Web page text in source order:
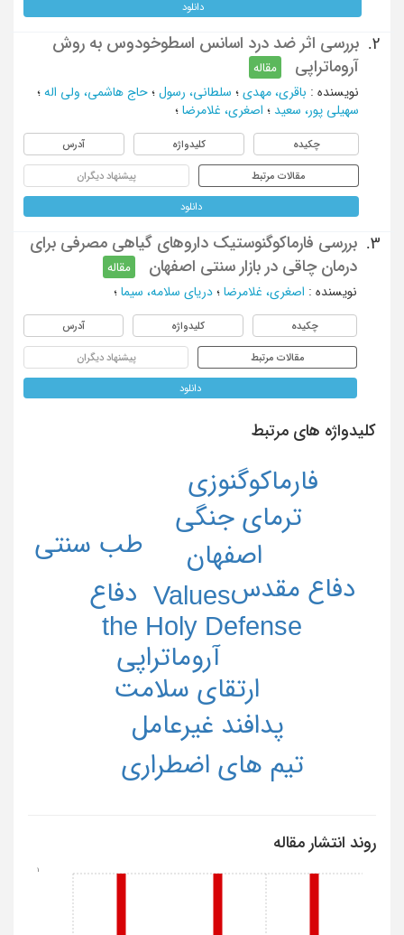
دانلود
2.
بررسی اثر ضد درد اسانس اسطوخودوس به روش
آروماتراپی
مقاله
نویسنده : باقری، مهدی ؛ سلطانی، رسول ؛ حاج هاشمی، ولی اله ؛
سهیلی پور، سعید ؛ اصغری، غلامرضا ؛
چکیده کلیدواژه آدرس
مقالات مرتبط پیشنهاد دیگران
دانلود
3.
بررسی فارماکوگنوستیک داروهای گیاهی مصرفی برای
درمان چاقی در بازار سنتی اصفهان
مقاله
نویسنده : اصغری، غلامرضا ؛ دریای سلامه، سیما ؛
چکیده کلیدواژه آدرس
مقالات مرتبط پیشنهاد دیگران
دانلود
کلیدواژه های مرتبط
the Holy Defense
Values
آروماتراپي
ارتقای سلامت
اصفهان
پدافند غیرعامل
ترمای جنگی
تیم های اضطراری
دفاع دفاع مقدس
طب سنتی
فارماكوگنوزي
روند انتشار مقاله
1